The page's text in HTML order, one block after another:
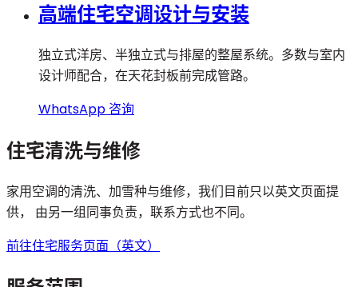
高端住宅空调设计与安装
独立式洋房、半独立式与排屋的整屋系统。多数与室内
设计师配合，在天花封板前完成管路。
WhatsApp 咨询
住宅清洗与维修
家用空调的清洗、加雪种与维修，我们目前只以英文页面提
供， 由另一组同事负责，联系方式也不同。
前往住宅服务页面（英文）